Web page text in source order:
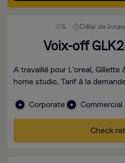
IL Délai de
Voix-off
A travaillé pour L'oreal, Gillette
home studio, Tarif à la
Corporate Commercial
Check